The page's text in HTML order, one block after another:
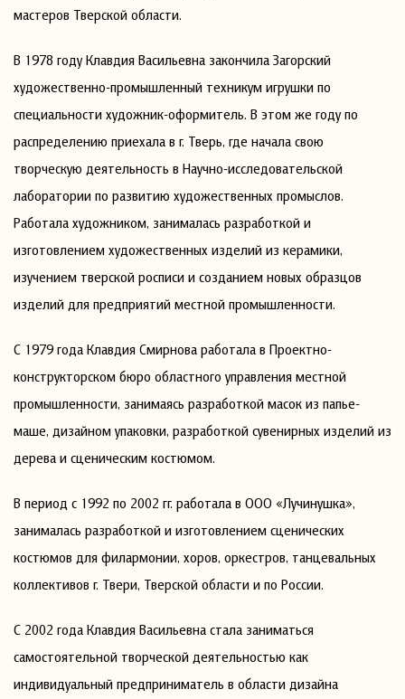
мастеров Тверской области.
В 1978 году Клавдия Васильевна закончила Загорский
художественно-промышленный техникум игрушки по
специальности художник-оформитель. В этом же году по
распределению приехала в г. Тверь, где начала свою
творческую деятельность в Научно-исследовательской
лаборатории по развитию художественных промыслов.
Работала художником, занималась разработкой и
изготовлением художественных изделий из керамики,
изучением тверской росписи и созданием новых образцов
изделий для предприятий местной промышленности.
С 1979 года Клавдия Смирнова работала в Проектно-
конструкторском бюро областного управления местной
промышленности, занимаясь разработкой масок из папье-
маше, дизайном упаковки, разработкой сувенирных изделий из
дерева и сценическим костюмом.
В период с 1992 по 2002 гг. работала в ООО «Лучинушка»,
занималась разработкой и изготовлением сценических
костюмов для филармонии, хоров, оркестров, танцевальных
коллективов г. Твери, Тверской области и по России.
С 2002 года Клавдия Васильевна стала заниматься
самостоятельной творческой деятельностью как
индивидуальный предприниматель в области дизайна